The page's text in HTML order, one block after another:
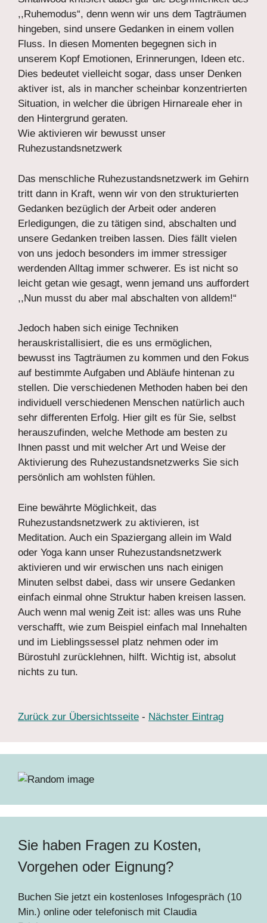
,,Ruhemodus“, denn wenn wir uns dem Tagträumen
hingeben, sind unsere Gedanken in einem vollen
Fluss. In diesen Momenten begegnen sich in
unserem Kopf Emotionen, Erinnerungen, Ideen etc.
Dies bedeutet vielleicht sogar, dass unser Denken
aktiver ist, als in mancher scheinbar konzentrierten
Situation, in welcher die übrigen Hirnareale eher in
den Hintergrund geraten.
Wie aktivieren wir bewusst unser
Ruhezustandsnetzwerk
Das menschliche Ruhezustandsnetzwerk im Gehirn
tritt dann in Kraft, wenn wir von den strukturierten
Gedanken bezüglich der Arbeit oder anderen
Erledigungen, die zu tätigen sind, abschalten und
unsere Gedanken treiben lassen. Dies fällt vielen
von uns jedoch besonders im immer stressiger
werdenden Alltag immer schwerer. Es ist nicht so
leicht getan wie gesagt, wenn jemand uns auffordert
,,Nun musst du aber mal abschalten von alldem!“
Jedoch haben sich einige Techniken
herauskristallisiert, die es uns ermöglichen,
bewusst ins Tagträumen zu kommen und den Fokus
auf bestimmte Aufgaben und Abläufe hintenan zu
stellen. Die verschiedenen Methoden haben bei den
individuell verschiedenen Menschen natürlich auch
sehr differenten Erfolg. Hier gilt es für Sie, selbst
herauszufinden, welche Methode am besten zu
Ihnen passt und mit welcher Art und Weise der
Aktivierung des Ruhezustandsnetzwerks Sie sich
persönlich am wohlsten fühlen.
Eine bewährte Möglichkeit, das
Ruhezustandsnetzwerk zu aktivieren, ist
Meditation. Auch ein Spaziergang allein im Wald
oder Yoga kann unser Ruhezustandsnetzwerk
aktivieren und wir erwischen uns nach einigen
Minuten selbst dabei, dass wir unsere Gedanken
einfach einmal ohne Struktur haben kreisen lassen.
Auch wenn mal wenig Zeit ist: alles was uns Ruhe
verschafft, wie zum Beispiel einfach mal Innehalten
und im Lieblingssessel platz nehmen oder im
Bürostuhl zurücklehnen, hilft. Wichtig ist, absolut
nichts zu tun.
Zurück zur Übersichtsseite - Nächster Eintrag
Sie haben Fragen zu Kosten,
Vorgehen oder Eignung?
Buchen Sie jetzt ein kostenloses Infogespräch (10
Min.) online oder telefonisch mit Claudia